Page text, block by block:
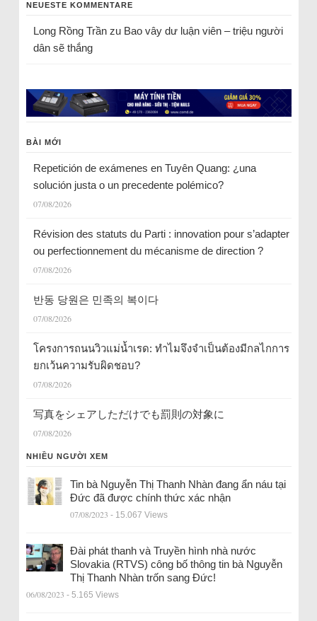
NEUESTE KOMMENTARE
Long Rồng Trầnzu Bao vây dư luận viên – triệu người
dân sẽ thắng
BÀI MỚI
Repetición de exámenes en Tuyên Quang: ¿una
solución justa o un precedente polémico?
07/08/2026
Révision des statuts du Parti : innovation pour s’adapter
ou perfectionnement du mécanisme de direction ?
07/08/2026
반동 당원은 민족의 복이다
07/08/2026
โครงการถนนวิวแม่น้ำเรด: ทำไมจึงจำเป็นต้องมีกลไกการ
ยกเว้นความรับผิดชอบ?
07/08/2026
写真をシェアしただけでも罰則の対象に
07/08/2026
NHIỀU NGƯỜI XEM
Tin bà Nguyễn Thị Thanh Nhàn đang ẩn náu tại
Đức đã được chính thức xác nhận
07/08/2023 - 15.067 Views
Đài phát thanh và Truyền hình nhà nước
Slovakia (RTVS) công bố thông tin bà Nguyễn
Thị Thanh Nhàn trốn sang Đức!
06/08/2023 - 5.165 Views